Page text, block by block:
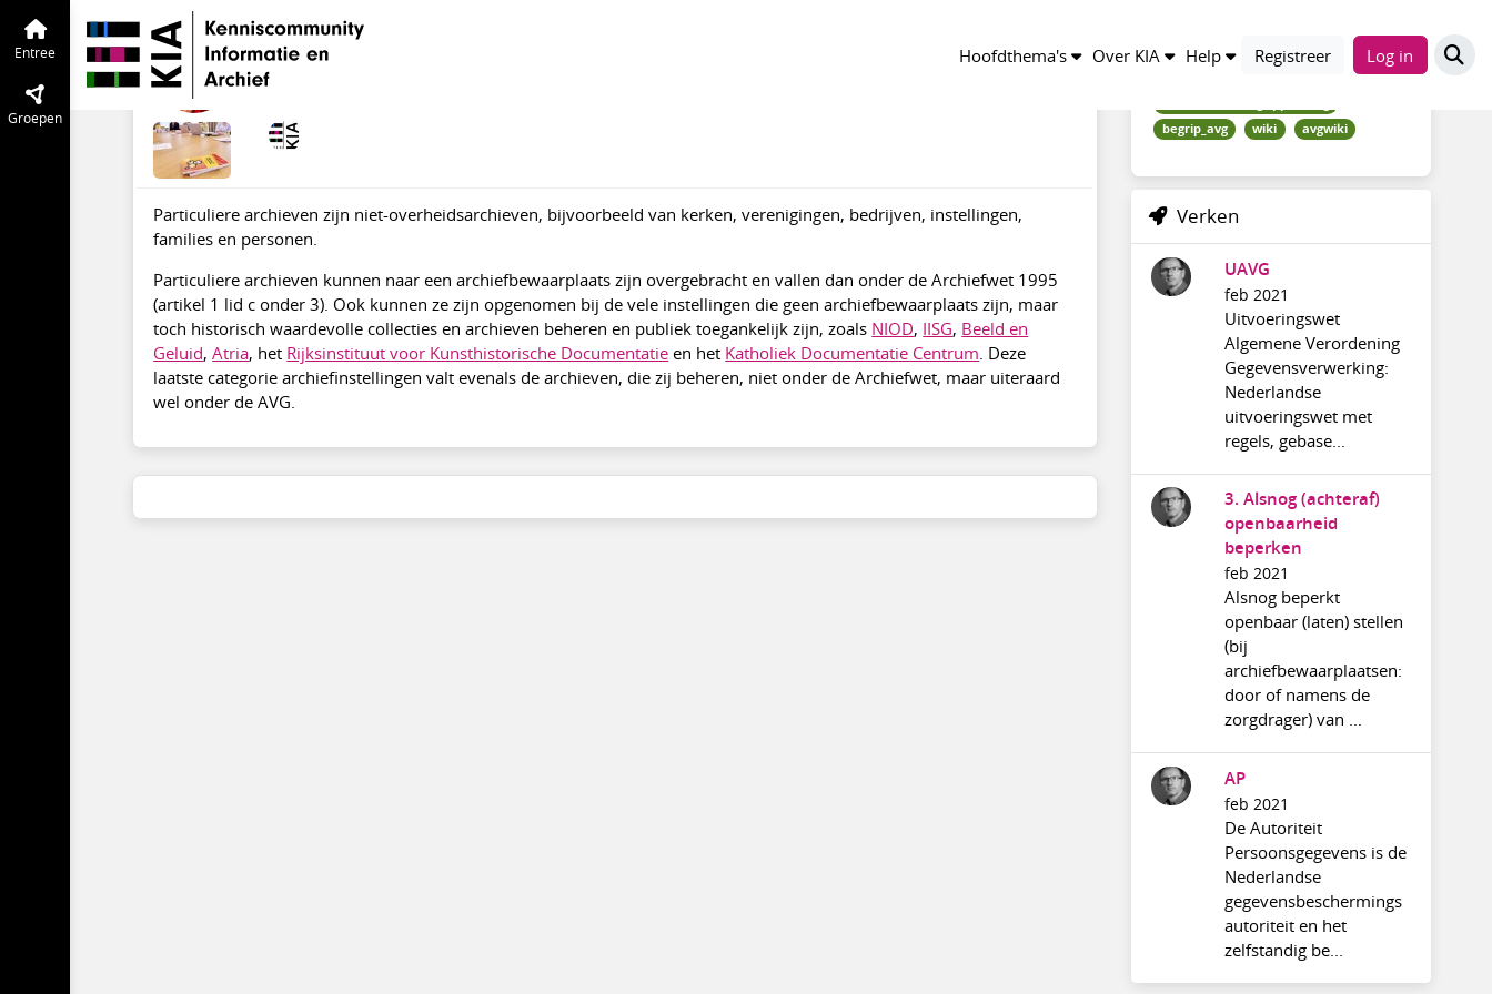
Hoofdthema's Over KIA Help Registreer Log in
Entree
Groepen
AVG | Informatiepagina
Wat zijn particuliere archieven?
mrt 2021
Particuliere archieven zijn niet-overheidsarchieven, bijvoorbeeld van kerken, verenigingen, bedrijven, instellingen,
families en personen.
Particuliere archieven kunnen naar een archiefbewaarplaats zijn overgebracht en vallen dan onder de Archiefwet 1995
(artikel 1 lid c onder 3). Ook kunnen ze zijn opgenomen bij de vele instellingen die geen archiefbewaarplaats zijn, maar
toch historisch waardevolle collecties en archieven beheren en publiek toegankelijk zijn, zoals NIOD, IISG, Beeld en
Geluid,Atria, het Rijksinstituut voor Kunsthistorische Documentatie en het Katholiek Documentatie Centrum . Deze
laatste categorie archiefinstellingen valt evenals de archieven, die zij beheren, niet onder de Archiefwet, maar uiteraard
wel onder de AVG.
begrip_avg
wiki avgwiki
Verken
UAVG
feb 2021
Uitvoeringswet
Algemene Verordening
Gegevensverwerking:
Nederlandse
uitvoeringswet met
regels, gebase...
3. Alsnog (achteraf)
openbaarheid
beperken
feb 2021
Alsnog beperkt
openbaar (laten) stellen
(bij
archiefbewaarplaatsen:
door of namens de
zorgdrager) van ...
AP
feb 2021
De Autoriteit
Persoonsgegevens is de
Nederlandse
gegevensbeschermings
autoriteit en het
zelfstandig be...